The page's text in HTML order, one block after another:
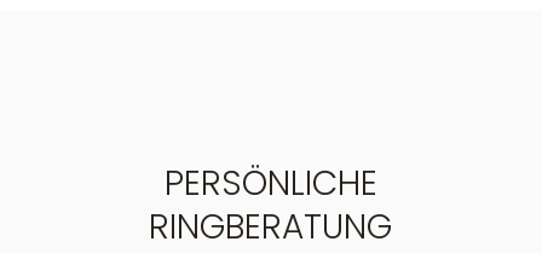
PERSÖNLICHE
RINGBERATUNG